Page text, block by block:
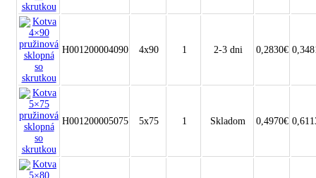
H001200004090 4x90 1 2-3 dni 0,2830€
H001200005075 5x75 1 Skladom 0,4970€